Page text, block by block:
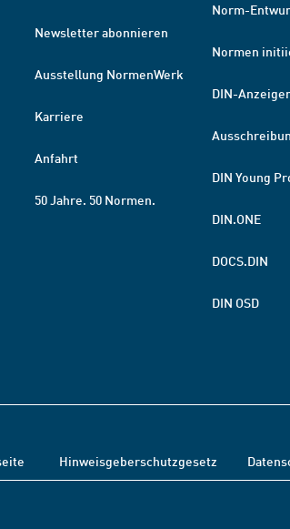
Newsletter abonnieren
Ausstellung NormenWerk
Karriere
Anfahrt
50 Jahre. 50 Normen.
Norm-
Normen
DIN-Anzeiger
DIN Young
DIN.ONE
DOCS.DIN
DIN OSD
Hinweisgeberschutzgesetz